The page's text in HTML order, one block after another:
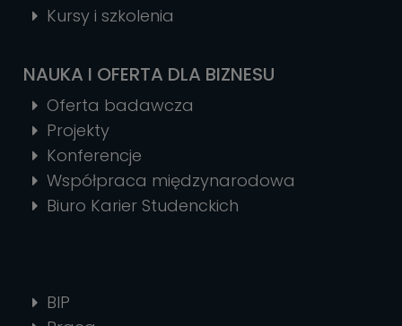
Kursy i szkolenia
NAUKA I OFERTA DLA BIZNESU
Oferta badawcza
Projekty
Konferencje
Współpraca międzynarodowa
Biuro Karier Studenckich
BIP